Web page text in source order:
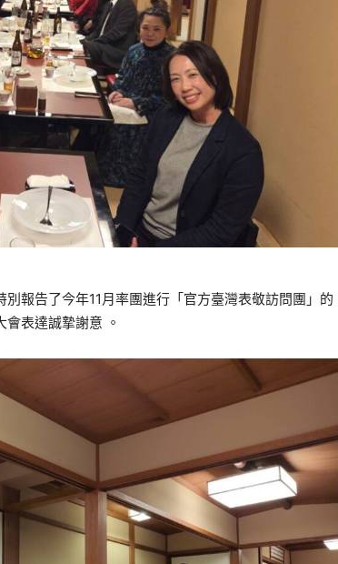
報告了今年11月率團進行「官方臺灣表敬訪問團」的
表達誠摯謝意 。